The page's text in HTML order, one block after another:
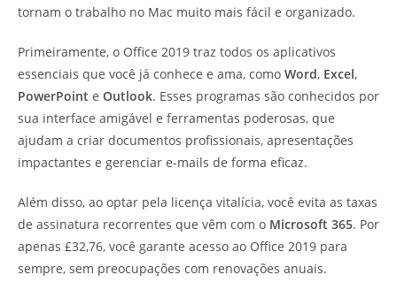
tornam o trabalho no Mac muito mais fácil e organizado.
Primeiramente, o Office 2019 traz todos os aplicativos
essenciais que você já conhece e ama, como Word, Excel,
PowerPoint e Outlook. Esses programas são conhecidos por
sua interface amigável e ferramentas poderosas, que
ajudam a criar documentos profissionais, apresentações
impactantes e gerenciar e-mails de forma eficaz.
Além disso, ao optar pela licença vitalícia, você evita as taxas
de assinatura recorrentes que vêm com o Microsoft 365. Por
apenas £32,76, você garante acesso ao Office 2019 para
sempre, sem preocupações com renovações anuais.